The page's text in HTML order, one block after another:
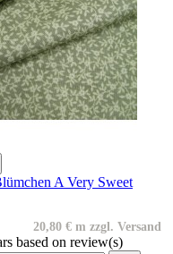
A Very Sweet
20,80 € m zzgl. Versand
based on review(s)